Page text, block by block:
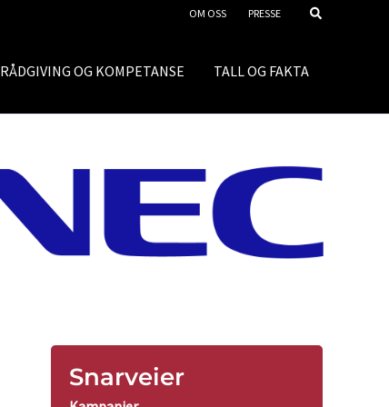
OM OSS PRESSE
RÅDGIVING OG KOMPETANSE TALL OG FAKTA
Snarveier